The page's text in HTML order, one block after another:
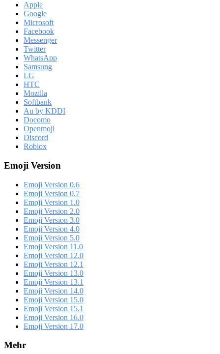
Apple
Google
Microsoft
Facebook
Messenger
Twitter
WhatsApp
Samsung
LG
HTC
Mozilla
Softbank
Au by KDDI
Docomo
Openmoji
Discord
Roblox
Emoji Version
Emoji Version 0.6
Emoji Version 0.7
Emoji Version 1.0
Emoji Version 2.0
Emoji Version 3.0
Emoji Version 4.0
Emoji Version 5.0
Emoji Version 11.0
Emoji Version 12.0
Emoji Version 12.1
Emoji Version 13.0
Emoji Version 13.1
Emoji Version 14.0
Emoji Version 15.0
Emoji Version 15.1
Emoji Version 16.0
Emoji Version 17.0
Mehr